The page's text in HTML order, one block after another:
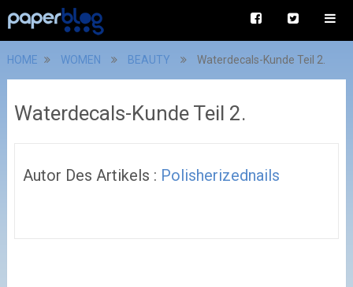
HOME WOMEN BEAUTY Waterdecals-Kunde Teil 2.
Waterdecals-Kunde Teil 2.
Autor Des Artikels : Polisherizednails